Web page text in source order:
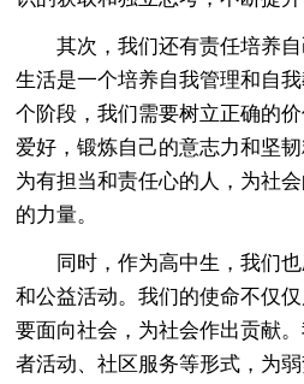
其次，我们还有责任培养自
生活是一个培养自我管理和自
个阶段，我们需要树立正确的
爱好，锻炼自己的意志力和坚
为有担当和责任心的人，为社
的力量。
同时，作为高中生，我们也
和公益活动。我们的使命不仅
要面向社会，为社会作出贡献
者活动、社区服务等形式，为